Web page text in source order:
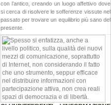
con l’antico, creando un luogo affettivo dove
si cerca di risolvere le sofferenze vissute nel
passato per trovare un equilibrio più sano del
presente.